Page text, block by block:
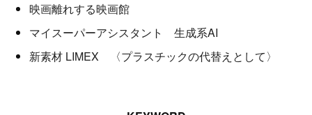
映画離れする映画館
マイスーパーアシスタント 生成系AI
新素材 LIMEX 〈プラスチックの代替えとして〉